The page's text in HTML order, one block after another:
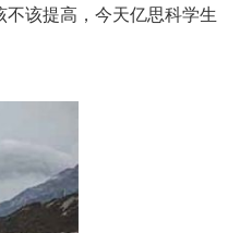
该提高，今天亿思科学生